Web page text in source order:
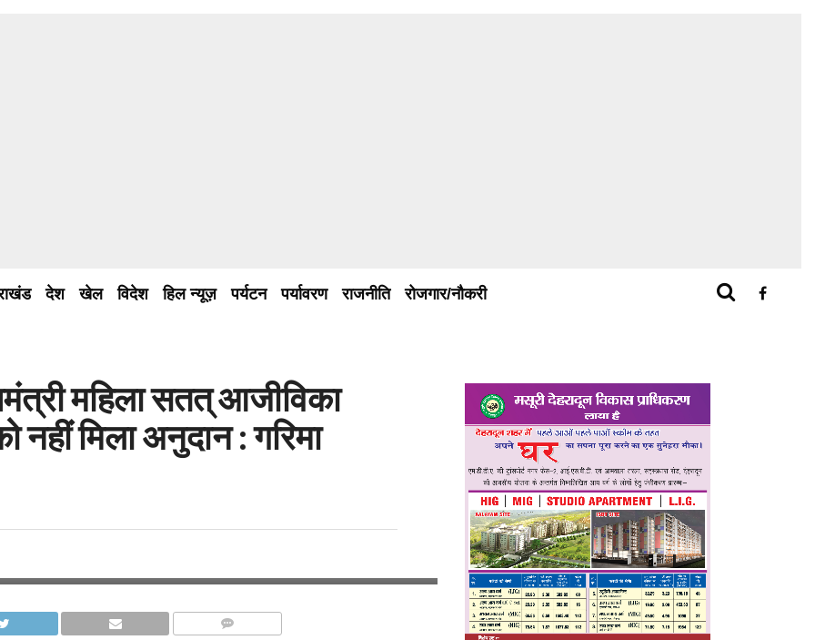
देश खेल विदेश हिल न्यूज़ पर्यटन पर्यावरण राजनीति रोजगार/नौकरी
महिला सतत् आजीविका
मिला अनुदान : गरिमा